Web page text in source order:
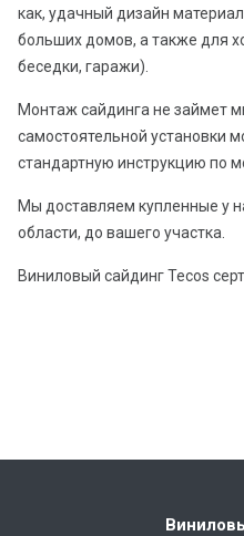
как, удачный дизайн
больших домов, а также для
беседки, гаражи).
Монтаж сайдинга не займет
самостоятельной установки
стандартную инструкцию по
Мы доставляем купленные у
области, до вашего участка.
Виниловый сайдинг Tecos